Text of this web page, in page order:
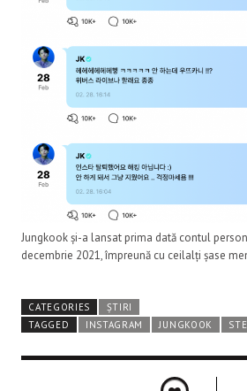
Jungkook și-a lansat prima dată contul
decembrie 2021, împreună cu ceilalți șase
CATEGORIES
ȘTIRI
TAGGED
INSTAGRAM JUNGKOOK